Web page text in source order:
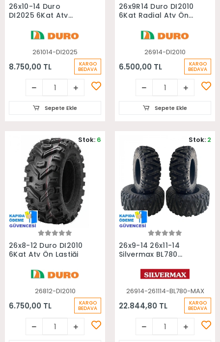
26x10-14 Duro
DI2025 6Kat Atv
261014-DI2025
8.750,00 TL KARGO
BEDAVA
Sepete Ekle
26x9R14 Duro DI2010
6Kat Radial Atv Ön
26914-DI2010
6.500,00 TL KARGO
BEDAVA
Sepete Ekle
Sepete Ekle
26x8-12 Duro DI2010
6Kat Atv Ön Lastiği
26812-DI2010
6.750,00 TL KARGO
BEDAVA
Stok: 6
Sepete Ekle
26x9-14 26x11-14
Silvermax BL780
Atv Lastiği
26914-261114-BL780-MAX
22.844,80 TL KARGO
BEDAVA
Stok: 2